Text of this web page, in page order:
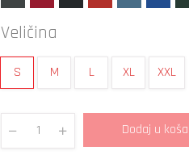
Veličina
S M L XL XXL
Quantity
Dodaj u